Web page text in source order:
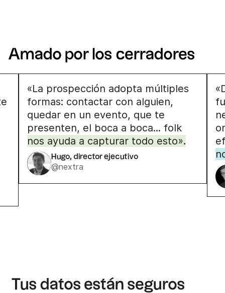
Amado por los cerradores
«La prospección adopta múltiples
formas: contactar con alguien,
quedar en un evento, que te
presenten, el boca a boca... folk
nos ayuda a capturar todo esto».
Hugo, director ejecutivo
@nextra
Tus datos están seguros